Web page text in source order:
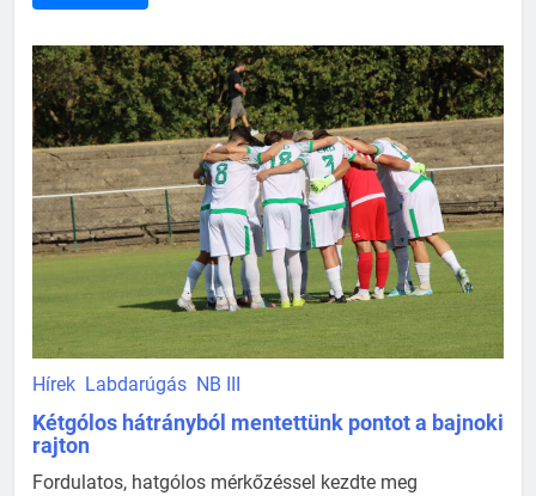
Hírek Labdarúgás NB III
Kétgólos hátrányból mentettünk pontot a bajnoki
rajton
Fordulatos, hatgólos mérkőzéssel kezdte meg